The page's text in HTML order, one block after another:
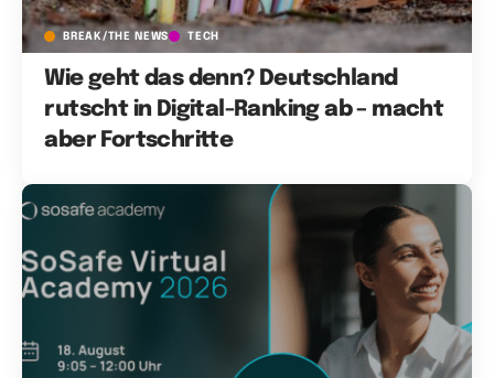
BREAK/THE NEWS TECH
Wie geht das denn? Deutschland
rutscht in Digital-Ranking ab – macht
aber Fortschritte